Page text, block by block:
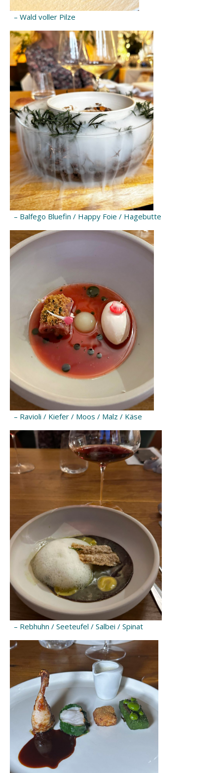
– Wald voller Pilze
– Balfego Bluefin / Happy Foie / Hagebutte
– Ravioli / Kiefer / Moos / Malz / Käse
– Rebhuhn / Seeteufel / Salbei / Spinat